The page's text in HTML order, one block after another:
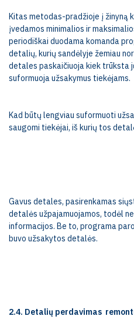
Kitas metodas-pradžioje į žinyną
įvedamos minimalios ir
periodiškai duodama komanda
detalių, kurių sandėlyje žemiau
detales paskaičiuoja kiek trūksta
suformuoja užsakymus tiekėjams.
Kad būtų lengviau suformuoti
saugomi tiekėjai, iš kurių tos
Gavus detales, pasirenkamas
detalės užpajamuojamos, todėl
informacijos. Be to, programa
buvo užsakytos detalės.
2.4. Detalių perdavimas